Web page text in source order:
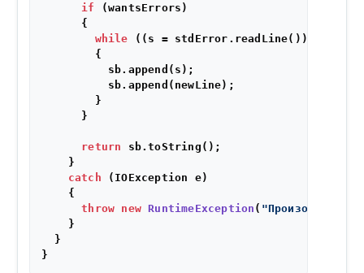
if
(wantsErrors)
      {
while ((s = stdError.readLine()) !=
        {
          sb.append(s);
          sb.append(newLine);
        }
      }
return sb.toString();
    }
catch (IOException e)
    {
throw new RuntimeException ( "Произошла
    }
  }